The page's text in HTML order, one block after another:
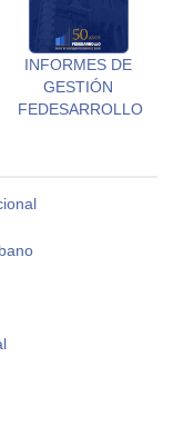
INFORMES DE
GESTIÓN
FEDESARROLLO